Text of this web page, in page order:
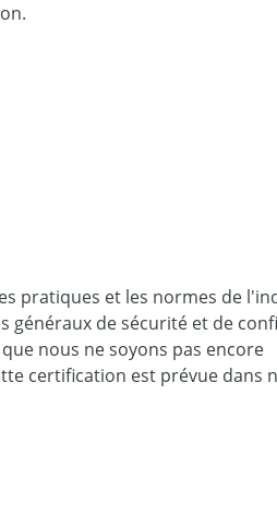
pratiques et les normes de
généraux de sécurité et de
nous ne soyons pas encore
certification est prévue dans